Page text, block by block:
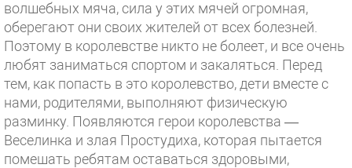
волшебных мяча, сила у этих мячей огромная,
оберегают они своих жителей от всех болезней.
Поэтому в королевстве никто не болеет, и все очень
любят заниматься спортом и закаляться. Перед
тем, как попасть в это королевство, дети вместе с
нами, родителями, выполняют физическую
разминку. Появляются герои королевства —
Веселинка и злая Простудиха, которая пытается
помешать ребятам оставаться здоровыми,